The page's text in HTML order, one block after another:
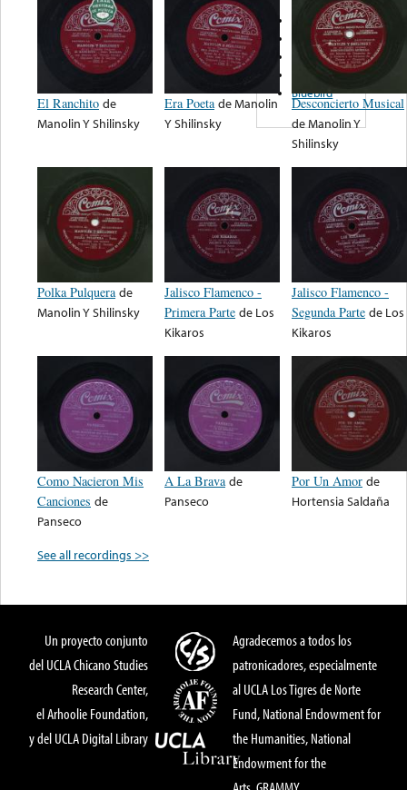
El Ranchito de
Manolin Y Shilinsky
Era Poeta deManolin
Y Shilinsky
Desconcierto Musical
deManolin Y
Shilinsky
Polka Pulquera de
Manolin Y Shilinsky
Jalisco Flamenco -
Primera Parte de Los
Kikaros
Jalisco Flamenco -
Segunda Parte de Los
Kikaros
Como Nacieron Mis
Canciones de
Panseco
A La Brava de
Panseco
Por Un Amor de
Hortensia Saldaña
See all recordings >>
Discos Taxco
Inca Records
AMS
Vocalion
Bluebird
Un proyecto conjunto
del UCLA Chicano Studies
Research Center,
el Arhoolie Foundation,
y del UCLA Digital Library
Agradecemos a todos los
patronicadores, especialmente
al UCLA Los Tigres de Norte
Fund, National Endowment for
the Humanities, National
Endowment for the